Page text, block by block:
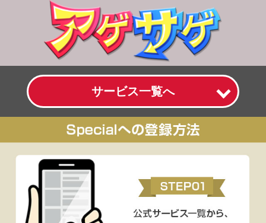
サービス一覧へ